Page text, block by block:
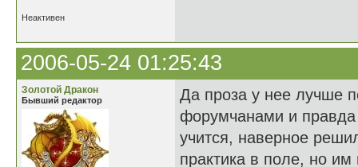
Неактивен
2006-05-24 01:25:43
Золотой Дракон
Бывший редактор
Да проза у нее лучше
форумчанами и правда
учится, наверное
практика в поле, но им